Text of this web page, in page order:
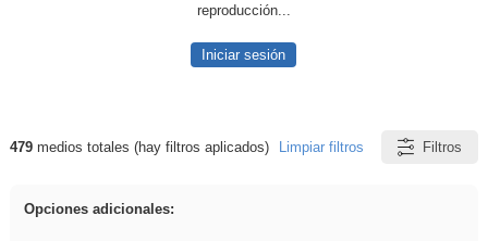
reproducción...
Iniciar sesión
Resultados de: Religión
479medios totales (hay filtros aplicados) Limpiar filtros Filtros
Opciones adicionales: